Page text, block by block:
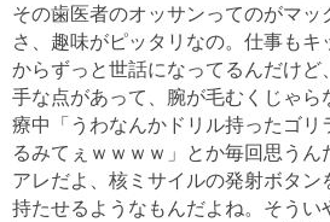
その歯医者のオッサンってのがマ
さ、趣味がピッタリなの。仕事も
からずっと世話になってるんだけど
手な点があって、腕が毛むくじゃら
療中「うわなんかドリル持ったゴリ
るみてぇｗｗｗｗ」とか毎回思うん
アレだよ、核ミサイルの発射ボタン
持たせるようなもんだよね。そうい